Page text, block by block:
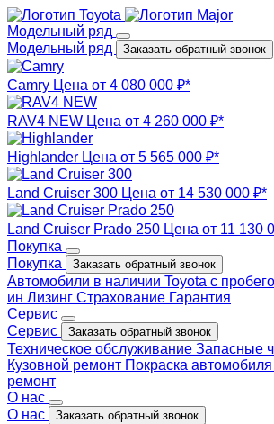
Модельный ряд
Модельный ряд
Заказать обратный звонок
Camry Цена от 4 080 000 ₽*
RAV4 NEW Цена от 4 260 000 ₽*
Highlander Цена от 5 565 000 ₽*
Land Cruiser 300 Цена от 14 530 000 ₽*
Land Cruiser Prado 250 Цена от 11 130
Покупка
Покупка
Заказать обратный звонок
Автомобили в наличии Toyota с
ин Лизинг Страхование Гарантия
Сервис
Сервис
Заказать обратный звонок
Техническое обслуживание Запасные
Кузовной ремонт Покраска автомобиля
ремонт
О нас
О нас
Заказать обратный звонок